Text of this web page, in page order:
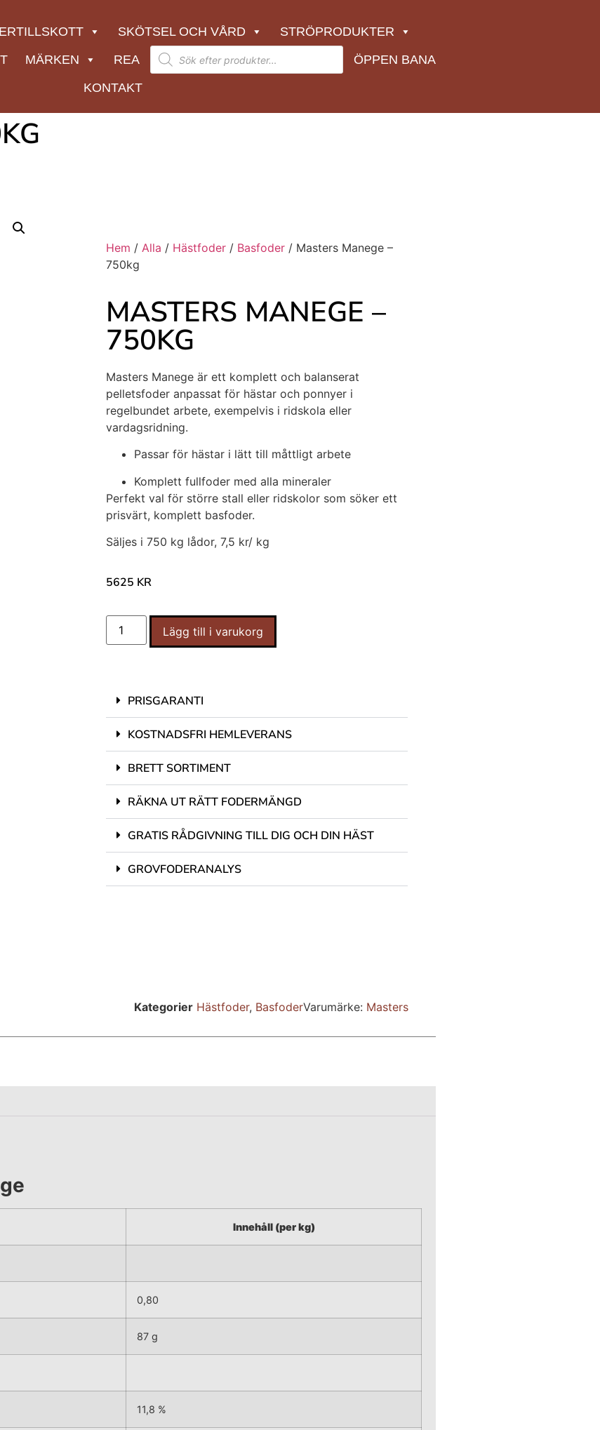
SKÖTSEL OCH VÅRD
STRÖPRODUKTER
MÄRKEN REA
ÖPPEN BANA
KONTAKT
Hem / Alla / Hästfoder / Basfoder / Masters Manege –
750kg
MASTERS MANEGE –
750KG
Masters Manege är ett komplett och balanserat
pelletsfoder anpassat för hästar och ponnyer i
regelbundet arbete, exempelvis i ridskola eller
vardagsridning.
Passar för hästar i lätt till måttligt arbete
Komplett fullfoder med alla mineraler
Perfekt val för större stall eller ridskolor som söker ett
prisvärt, komplett basfoder.
Säljes i 750 kg lådor, 7,5 kr/ kg
5625 KR
Lägg till i varukorg
PRISGARANTI
KOSTNADSFRI HEMLEVERANS
BRETT SORTIMENT
RÄKNA UT RÄTT FODERMÄNGD
GRATIS RÅDGIVNING TILL DIG OCH DIN HÄST
GROVFODERANALYS
Kategorier Hästfoder, BasfoderVarumärke: Masters
Innehåll (per kg)
0,80
87 g
11,8 %